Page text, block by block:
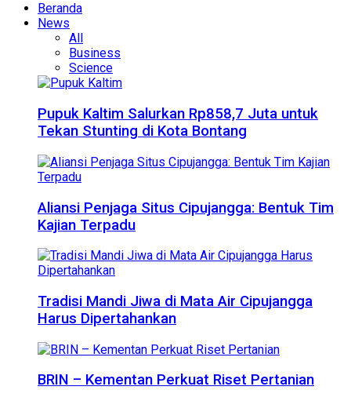
Beranda
News
All
Business
Science
Pupuk Kaltim Salurkan Rp858,7 Juta untuk
Tekan Stunting di Kota Bontang
Aliansi Penjaga Situs Cipujangga: Bentuk Tim
Kajian Terpadu
Tradisi Mandi Jiwa di Mata Air Cipujangga
Harus Dipertahankan
BRIN – Kementan Perkuat Riset Pertanian